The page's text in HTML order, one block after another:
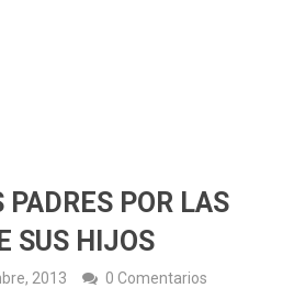
POR LAS
SUS HIJOS
2013
0 Comentarios